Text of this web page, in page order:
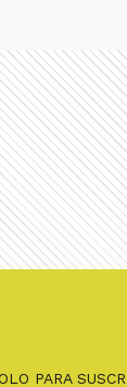
PARA